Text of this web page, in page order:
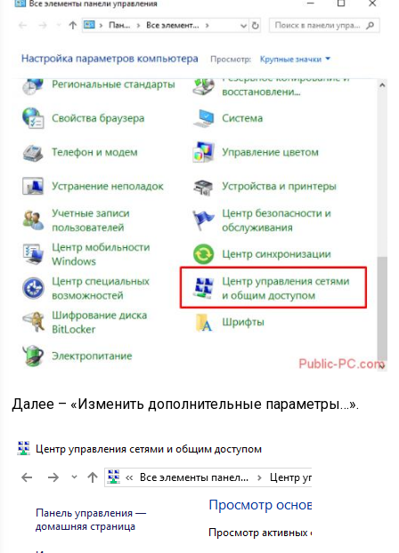
Далее – «Изменить дополнительные параметры…».